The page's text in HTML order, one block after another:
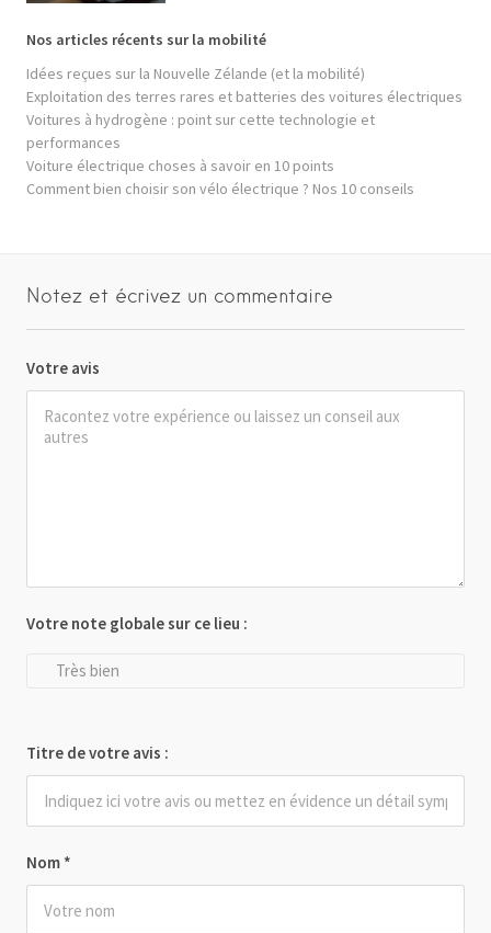
Nos articles récents sur la mobilité
Idées reçues sur la Nouvelle Zélande (et la mobilité)
Exploitation des terres rares et batteries des voitures électriques
Voitures à hydrogène : point sur cette technologie et
performances
Voiture électrique choses à savoir en 10 points
Comment bien choisir son vélo électrique ? Nos 10 conseils
Notez et écrivez un commentaire
Votre avis
Nom *
Votre note globale sur ce lieu :
Très bien
Titre de votre avis :